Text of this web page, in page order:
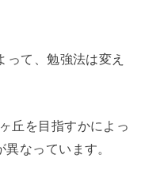
って、勉強法は変え
丘を目指すかによっ
なっています。